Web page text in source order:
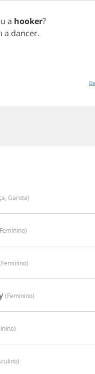
a hooker?
a dancer.
Garota)
(feminino)